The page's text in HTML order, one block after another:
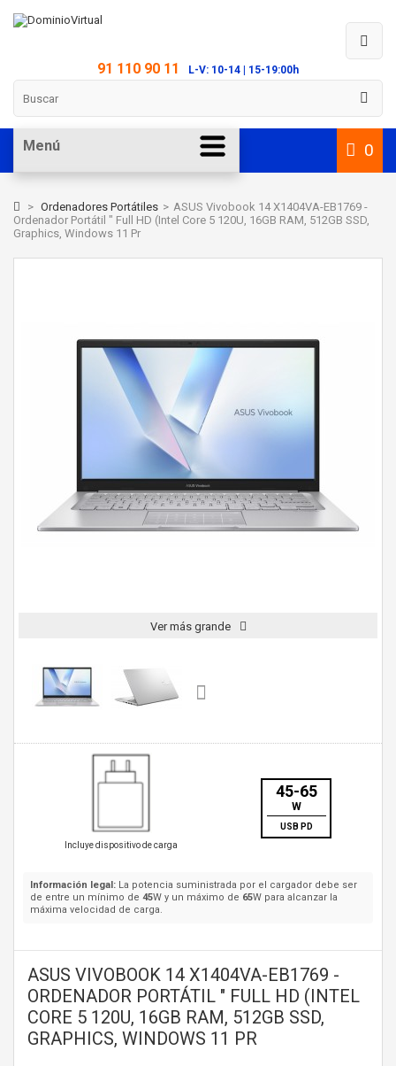
91 110 90 11 L-V: 10-14 | 15-19:00h
0
Menú
> Ordenadores Portátiles > ASUS Vivobook 14 X1404VA-EB1769 -
Ordenador Portátil " Full HD (Intel Core 5 120U, 16GB RAM, 512GB SSD,
Graphics, Windows 11 Pr
Ver más grande
Incluye dispositivo de carga
45-65
W
USB PD
Información legal: La potencia suministrada por el cargador debe ser
de entre un mínimo de 45W y un máximo de 65W para alcanzar la
máxima velocidad de carga.
ASUS VIVOBOOK 14 X1404VA-EB1769 -
ORDENADOR PORTÁTIL " FULL HD (INTEL
CORE 5 120U, 16GB RAM, 512GB SSD,
GRAPHICS, WINDOWS 11 PR